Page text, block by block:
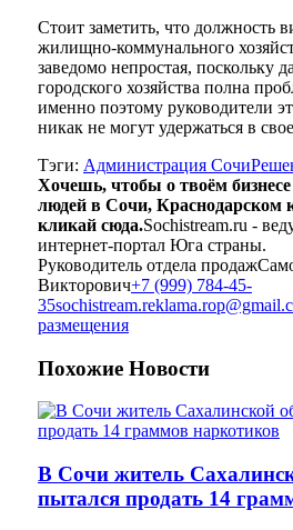
Стоит заметить, что должность
жилищно-коммунального
заведомо непростая, поскольку
городского хозяйства полна
именно поэтому руководители
никак не могут удержаться в
Тэги: Администрация Сочи
Хочешь, чтобы о твоём
людей в Сочи, Краснодарском
кликай сюда.Sochistream.ru -
интернет-портал Юга страны.
Руководитель отдела продаж
Викторович+7 (999) 784-45-
35
размещения
Похожие Новости
В Сочи житель
пытался продать 14